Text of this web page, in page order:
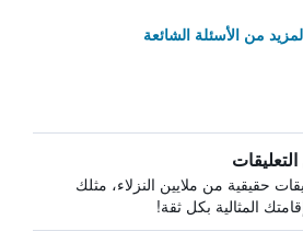
من الأسئلة الشائعة
حقيقية من ملايين النزلاء، مثلك
المثالية بكل ثقة!